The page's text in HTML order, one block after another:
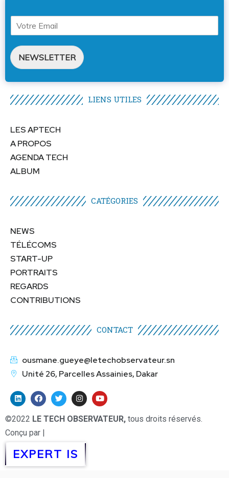
NEWSLETTER
LIENS UTILES​
LES APTECH
A PROPOS
AGENDA TECH
ALBUM
CATÉGORIES​
NEWS
TÉLÉCOMS
START-UP
PORTRAITS
REGARDS
CONTRIBUTIONS
CONTACT
ousmane.gueye@letechobservateur.sn
Unité 26, Parcelles Assainies, Dakar
©2022 LE TECH OBSERVATEUR, tous droits réservés.
Conçu par |
EXPERT IS